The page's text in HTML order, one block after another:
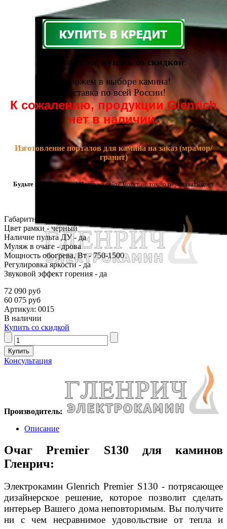
Консультация, купить со скидкой:
Поможем в выборе камина!
Доставка по всей России!
К сожалению, продукции Glenrich
нет в наличии.
Изготовление порталов для камина на заказ (мрамор/
гранит)
Будьте внимательны!Цвета на сайте могут не точно передавать цвет
Габаритные размеры [ШxВxГ], мм - 1330x400x250
Цвет рамки - черный
Наличие пульта ДУ - да
Муляж в очаге - дрова
Мощность обогрева, Вт - 750-1500
Регулировка яркости - да
Звуковой эффект горения - да
72 090 руб
60 075 руб
Артикул: 0015
В наличии
Купить со скидкой
Консультация
Производитель:
Описание
Очаг Premier S130 для каминов
Гленрич:
Электрокамин Glenrich Premier S130 - потрясающее
дизайнерское решение, которое позволит сделать
интерьер Вашего дома неповторимым. Вы получите
ни с чем несравнимое удовольствие от тепла и